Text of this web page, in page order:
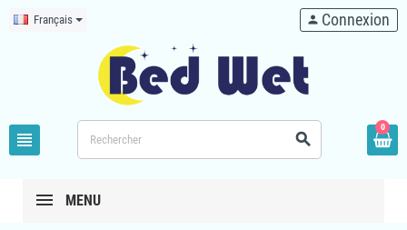
Français
view_headline search
person Connexion
0
MENU